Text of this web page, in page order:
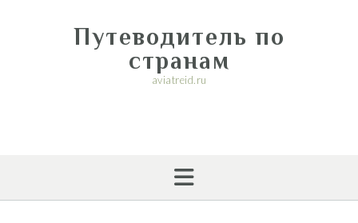
Путеводитель по
странам
aviatreid.ru